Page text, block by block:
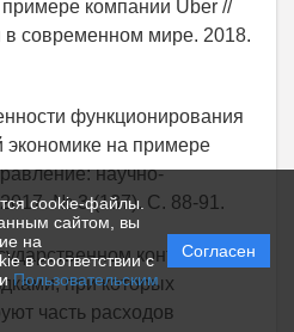
cookie-файлы.
сайтом, вы
на
в соответствии с
Пользовательским
Согласен
компании Uber //
в современном мире. 2018.
функционирования
экономике на примере
научно-
№ 3 (137). С. 88-91.
контроле за
при которых
часть расходов